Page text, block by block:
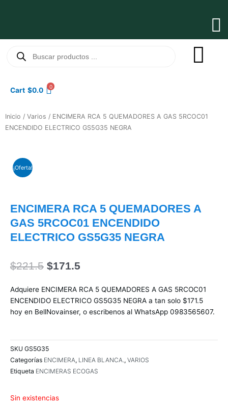
productos
Cart $0.0 0
Inicio / Varios / ENCIMERA RCA 5 QUEMADORES A GAS 5RCOC01
ENCENDIDO ELECTRICO GS5G35 NEGRA
¡Oferta!
ENCIMERA RCA 5 QUEMADORES A
GAS 5RCOC01 ENCENDIDO
ELECTRICO GS5G35 NEGRA
$221.5 El
original
era:
$221.5.
$171.5
actual
es:
$171.5.
Adquiere ENCIMERA RCA 5 QUEMADORES A GAS 5RCOC01
ENCENDIDO ELECTRICO GS5G35 NEGRA a tan solo $171.5
hoy en BellNovainser, o escribenos al WhatsApp 0983565607.
SKU GS5G35
Categorías ENCIMERA, LINEA BLANCA., VARIOS
Etiqueta ENCIMERAS ECOGAS
Sin existencias